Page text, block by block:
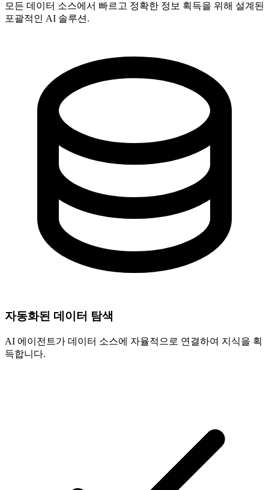
모든 데이터 소스에서 빠르고 정확한 정보 획득을 위해 설계된
포괄적인 AI 솔루션.
자동화된 데이터 탐색
AI 에이전트가 데이터 소스에 자율적으로 연결하여 지식을 획
득합니다.